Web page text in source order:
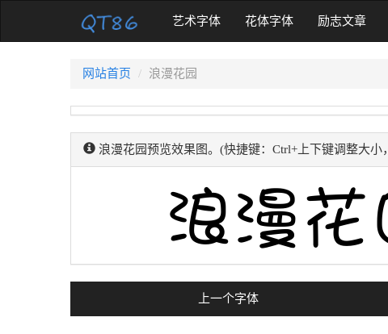
艺术字体(current)花体字体 励志文章
网站首页 浪漫花园
浪漫花园预览效果图。(快捷键：Ctrl+上下键调整大小
上一个字体